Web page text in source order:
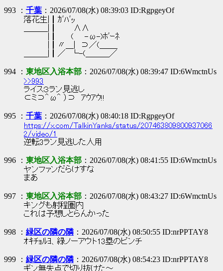
993 ： 千葉 ：2026/07/08(水) 08:39:03 ID:RgpgeyOf
落花生|┃ｶﾞﾊﾞｯ
＿＿＿|┃ ∧∧
|┃ ( -ω-)ﾎﾞｰﾈ
|┃〃＿| ⊃／(＿＿_
＿＿＿|┃／ └-(＿＿＿／
994 ： 東地区入浴本部 ：2026/07/08(水) 08:39:47 ID:6WmctnUs
>>993
ライス３ラン見逃し
⊂ミ⊃＾ω＾ ）⊃ ｱｳｱｳ!!
995 ： 千葉 ：2026/07/08(水) 08:40:18 ID:RgpgeyOf
https://x.com/TalkinYanks/status/207463809800937066
2/video/1
逆転3ラン見逃した人用
996 ： 東地区入浴本部 ：2026/07/08(水) 08:41:55 ID:6WmctnUs
ヤンファンだらけすな
まあ
997 ： 東地区入浴本部 ：2026/07/08(水) 08:43:27 ID:6WmctnUs
キングも射程圏内
これは予想しとらんかった
998 ： 緑区の隣の隣 ：2026/07/08(水) 08:50:55 ID:nrPPTAY8
ｵｷﾁｮﾙﾖ、緑ノーアウト13塁のピンチ
999 ： 緑区の隣の隣 ：2026/07/08(水) 08:54:23 ID:nrPPTAY8
ギン無失点で切り抜けた～